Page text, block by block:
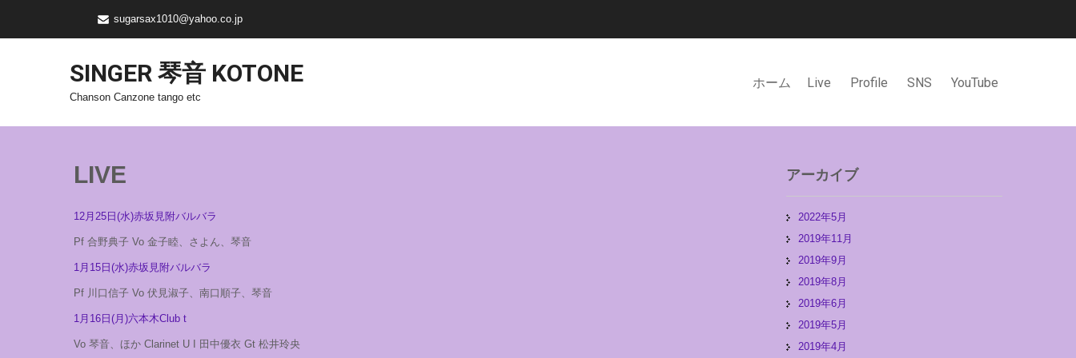
sugarsax1010@yahoo.co.jp
SINGER 琴音 KOTONE
Chanson Canzone tango etc
ホーム Live Profile SNS YouTube
LIVE
12月25日(水)赤坂見附バルバラ
Pf 合野典子 Vo 金子睦、さよん、琴音
1月15日(水)赤坂見附バルバラ
Pf 川口信子 Vo 伏見淑子、南口順子、琴音
1月16日(月)六本木Club t
Vo 琴音、ほか Clarinet U I 田中優衣 Gt 松井玲央
アーカイブ
2022年5月
2019年11月
2019年9月
2019年8月
2019年6月
2019年5月
2019年4月